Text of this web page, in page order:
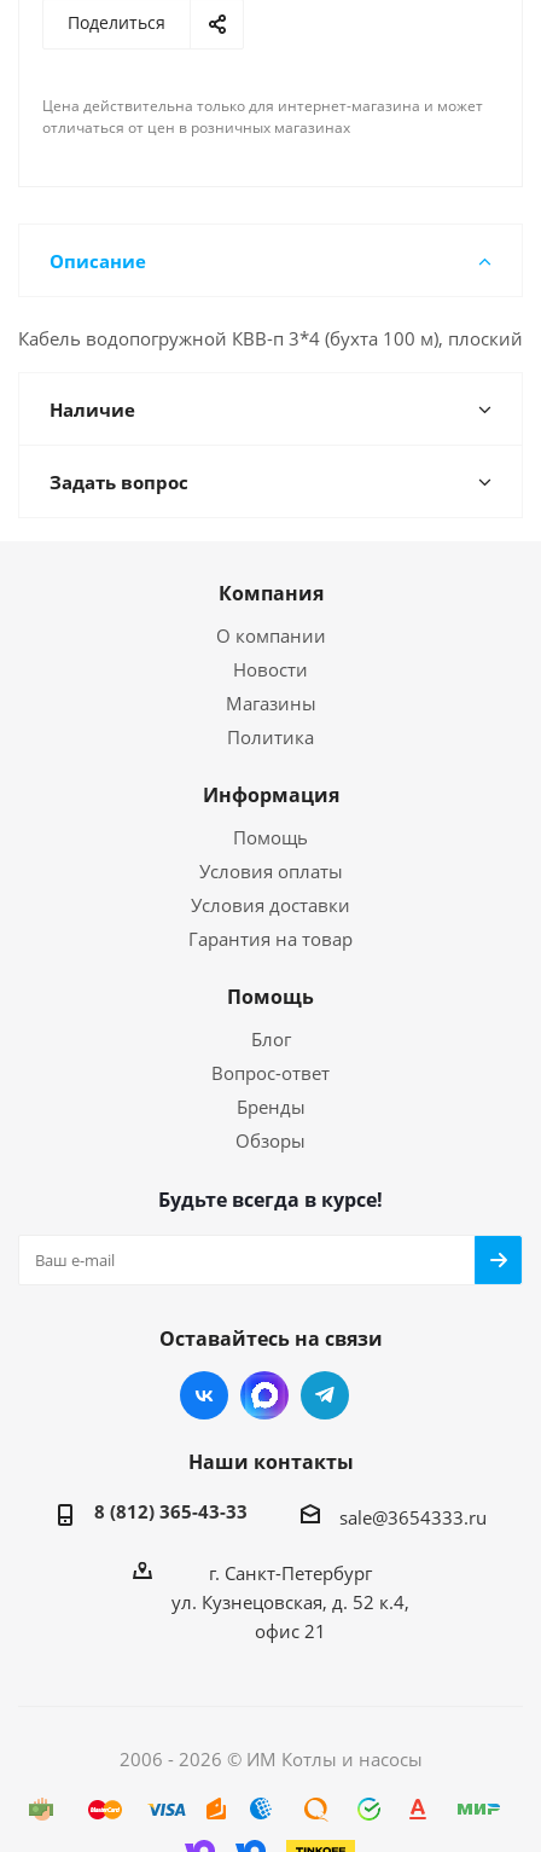
Поделиться
Цена действительна только для интернет-магазина и может
отличаться от цен в розничных магазинах
Описание
Кабель водопогружной КВВ-п 3*4 (бухта 100 м), плоский
Наличие
Задать вопрос
Компания
О компании
Новости
Магазины
Политика
Информация
Помощь
Условия оплаты
Условия доставки
Гарантия на товар
Помощь
Блог
Вопрос-ответ
Бренды
Обзоры
Будьте всегда в курсе!
Оставайтесь на связи
Наши контакты
8 (812) 365-43-33 sale@3654333.ru
г. Санкт-Петербург
ул. Кузнецовская, д. 52 к.4,
офис 21
2006 - 2026 © ИМ Котлы и насосы